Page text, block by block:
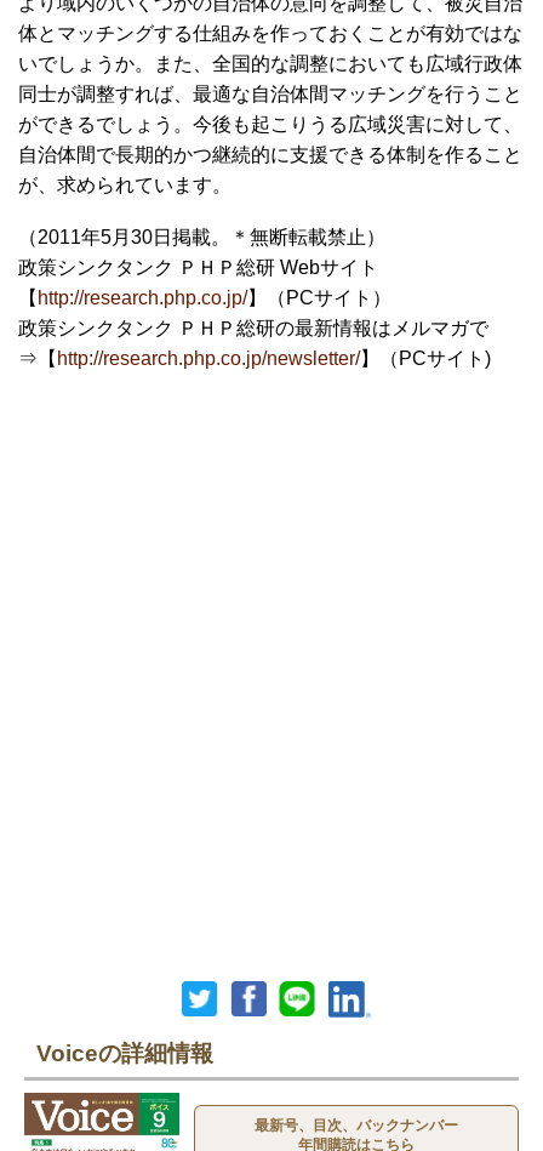
体とマッチングする仕組みを作っておくことが有効ではな
いでしょうか。また、全国的な調整においても広域行政体
同士が調整すれば、最適な自治体間マッチングを行うこと
ができるでしょう。今後も起こりうる広域災害に対して、
自治体間で長期的かつ継続的に支援できる体制を作ること
が、求められています。
（2011年5月30日掲載。＊無断転載禁止）
政策シンクタンク ＰＨＰ総研 Webサイト
【 http://research.php.co.jp/】（PCサイト）
政策シンクタンク ＰＨＰ総研の最新情報はメルマガで
⇒【 http://research.php.co.jp/newsletter/】（PCサイト)
Voiceの詳細情報
最新号、目次、バックナンバー
年間購読はこちら